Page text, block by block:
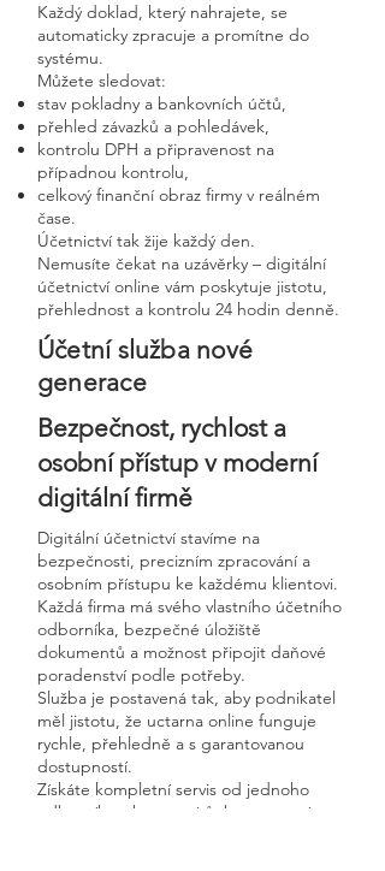
Každý doklad, který nahrajete, se
automaticky zpracuje a promítne do
systému.
Můžete sledovat:
stav pokladny a bankovních účtů,
přehled závazků a pohledávek,
kontrolu DPH a připravenost na
případnou kontrolu,
celkový finanční obraz firmy v reálném
čase.
Účetnictví tak žije každý den.
Nemusíte čekat na uzávěrky – digitální
účetnictví online vám poskytuje jistotu,
přehlednost a kontrolu 24 hodin denně.
Účetní služba nové
generace
Bezpečnost, rychlost a
osobní přístup v moderní
digitální firmě
Digitální účetnictví stavíme na
bezpečnosti, precizním zpracování a
osobním přístupu ke každému klientovi.
Každá firma má svého vlastního účetního
odborníka, bezpečné úložiště
dokumentů a možnost připojit daňové
poradenství podle potřeby.
Služba je postavená tak, aby podnikatel
měl jistotu, že uctarna online funguje
rychle, přehledně a s garantovanou
dostupností.
Získáte kompletní servis od jednoho
odborníka – bez papírů, bez starostí a